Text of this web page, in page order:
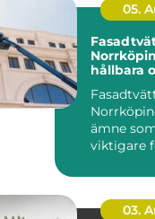
05.
hållbara
ämne
viktigare
03.